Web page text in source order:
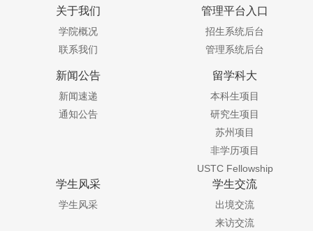
关于我们
学院概况
联系我们
管理平台入口
招生系统后台
管理系统后台
新闻公告
新闻速递
通知公告
留学科大
本科生项目
研究生项目
苏州项目
非学历项目
USTC Fellowship
学生风采
学生风采
学生交流
出境交流
来访交流